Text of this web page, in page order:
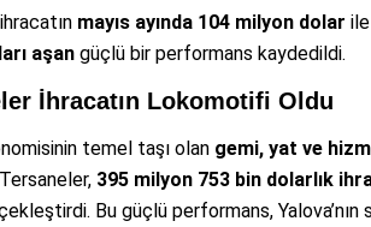
mayıs ayında 104 milyon dolar
aşan güçlü bir performans kaydedildi.
İhracatın Lokomotifi Oldu
temel taşı olan gemi, yat ve
395 milyon 753 bin dolarlık
Bu güçlü performans,